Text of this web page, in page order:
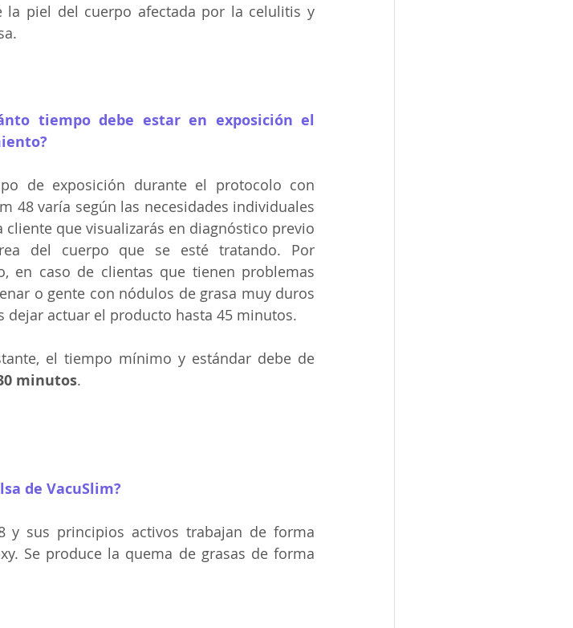
la piel del cuerpo afectada por la celulitis y
tiempo debe estar en exposición el
de exposición durante el protocolo con
48 varía según las necesidades individuales
cliente que visualizarás en diagnóstico previo
del cuerpo que se esté tratando. Por
en caso de clientas que tienen problemas
o gente con nódulos de grasa muy duros
dejar actuar el producto hasta 45 minutos.
el tiempo mínimo y estándar debe de
minutos.
de VacuSlim?
y sus principios activos trabajan de forma
Se produce la quema de grasas de forma